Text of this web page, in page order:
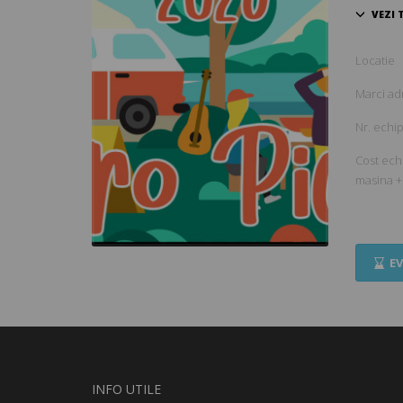
Locatie
Marci
Nr.
Cost
masina
INFO UTILE